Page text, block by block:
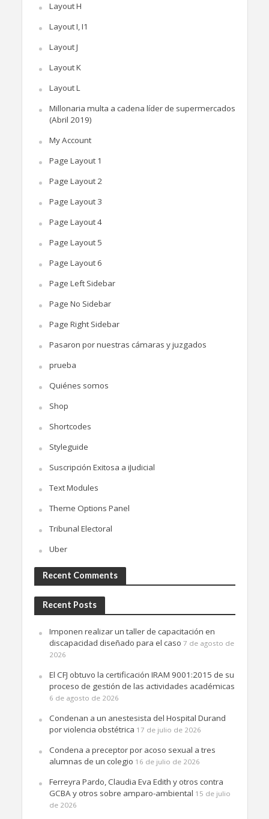
Layout H
Layout I, I1
Layout J
Layout K
Layout L
Millonaria multa a cadena líder de supermercados
(Abril 2019)
My Account
Page Layout 1
Page Layout 2
Page Layout 3
Page Layout 4
Page Layout 5
Page Layout 6
Page Left Sidebar
Page No Sidebar
Page Right Sidebar
Pasaron por nuestras cámaras y juzgados
prueba
Quiénes somos
Shop
Shortcodes
Styleguide
Suscripción Exitosa a iJudicial
Text Modules
Theme Options Panel
Tribunal Electoral
Uber
Recent Comments
Recent Posts
Imponen realizar un taller de capacitación en
discapacidad diseñado para el caso 7 de agosto de
2026
El CFJ obtuvo la certificación IRAM 9001:2015 de su
proceso de gestión de las actividades académicas
6 de agosto de 2026
Condenan a un anestesista del Hospital Durand
por violencia obstétrica 17 de julio de 2026
Condena a preceptor por acoso sexual a tres
alumnas de un colegio 16 de julio de 2026
Ferreyra Pardo, Claudia Eva Edith y otros contra
GCBA y otros sobre amparo-ambiental 15 de julio
de 2026